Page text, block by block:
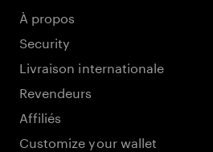
À propos
Security
Livraison internationale
Revendeurs
Affiliés
Customize your wallet